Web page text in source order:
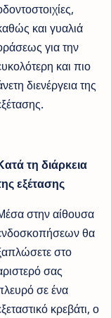
και γυαλιά
για την
και πιο
διενέργεια της
τη διάρκεια
εξέτασης
στην αίθουσα
θα
στο
σας
σε ένα
κρεβάτι, ο